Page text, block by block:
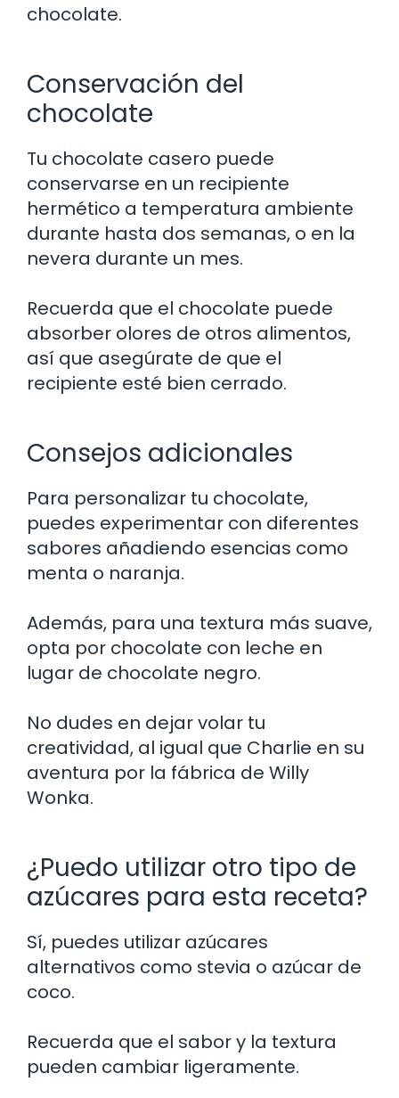
chocolate.
Conservación del
chocolate
Tu chocolate casero puede
conservarse en un recipiente
hermético a temperatura ambiente
durante hasta dos semanas, o en la
nevera durante un mes.
Recuerda que el chocolate puede
absorber olores de otros alimentos,
así que asegúrate de que el
recipiente esté bien cerrado.
Consejos adicionales
Para personalizar tu chocolate,
puedes experimentar con diferentes
sabores añadiendo esencias como
menta o naranja.
Además, para una textura más suave,
opta por chocolate con leche en
lugar de chocolate negro.
No dudes en dejar volar tu
creatividad, al igual que Charlie en su
aventura por la fábrica de Willy
Wonka.
¿Puedo utilizar otro tipo de
azúcares para esta receta?
Sí, puedes utilizar azúcares
alternativos como stevia o azúcar de
coco.
Recuerda que el sabor y la textura
pueden cambiar ligeramente.